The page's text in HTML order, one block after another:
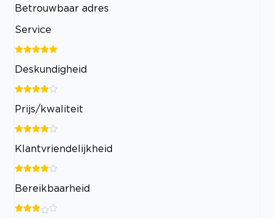
Betrouwbaar adres
Service
Deskundigheid
Prijs/kwaliteit
Klantvriendelijkheid
Bereikbaarheid